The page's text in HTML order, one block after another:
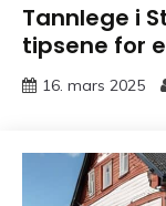
Tannlege i
tipsene for
16. mars 2025